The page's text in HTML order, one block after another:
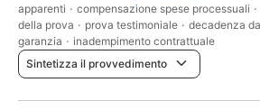
apparenti · compensazione spese processuali ·
della prova · prova testimoniale · decadenza
garanzia · inadempimento contrattuale
Sintetizza il provvedimento